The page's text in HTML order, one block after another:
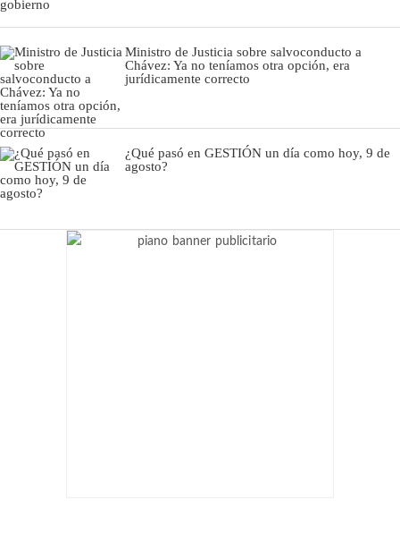
Ministro de Justicia sobre salvoconducto a
Chávez: Ya no teníamos otra opción, era
jurídicamente correcto
¿Qué pasó en GESTIÓN un día como hoy, 9 de
agosto?